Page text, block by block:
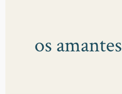
os amantes